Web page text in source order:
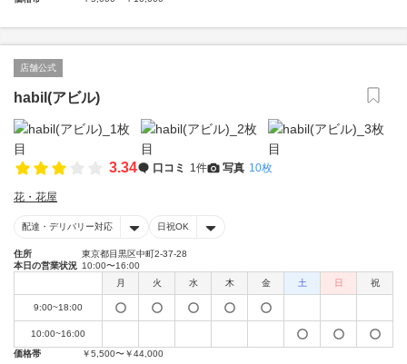
店舗公式
habil(アビル)
3.34 口コミ 1件 写真 10枚
花・花屋
配達・デリバリー対応 日祝OK
住所
東京都目黒区中町2-37-28
本日の営業状況 10:00〜16:00
月
火 水 木 金 土 日 祝
9:00~18:00
10:00~16:00
価格帯
￥5,500〜￥44,000